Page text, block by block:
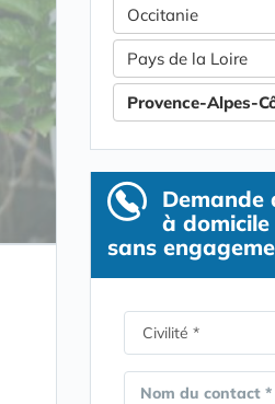
Occitanie
Pays de la Loire
Provence-Alpes-
Demande
à
sans
Nom du contact *